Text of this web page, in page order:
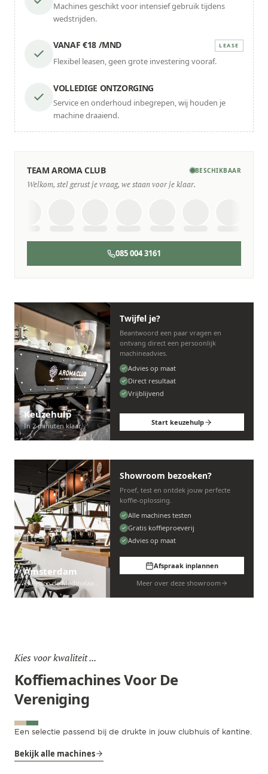
Machines geschikt voor intensief gebruik tijdens
wedstrijden.
VANAF €18 /MND LEASE
Flexibel leasen, geen grote investering vooraf.
VOLLEDIGE ONTZORGING
Service en onderhoud inbegrepen, wij houden je
machine draaiend.
TEAM AROMA CLUB BESCHIKBAAR
Welkom, stel gerust je vraag, we staan voor je klaar.
085 004 3161
Keuzehulp
In 2 minuten klaar
Twijfel je?
Beantwoord een paar vragen en
ontvang direct een persoonlijk
machineadvies.
Advies op maat
Direct resultaat
Vrijblijvend
Start keuzehulp
Amsterdam
Pedro de Medinalaan 53
Showroom bezoeken?
Proef, test en ontdek jouw perfecte
koffie-oplossing.
Alle machines testen
Gratis koffieproeverij
Advies op maat
Afspraak inplannen
Meer over deze showroom
Kies voor kwaliteit ...
Koffiemachines Voor De
Vereniging
Een selectie passend bij de drukte in jouw clubhuis of kantine.
Bekijk alle machines